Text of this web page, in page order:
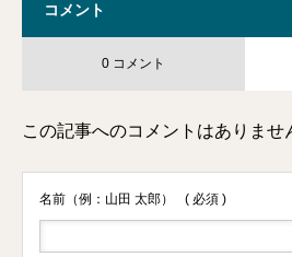
コメント
0 コメント
この記事へのコメントはありませ
名前（例：山田 太郎） ( 必須 )